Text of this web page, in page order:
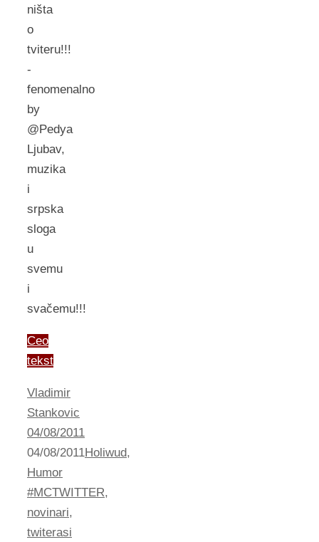
ništa
o
tviteru!!!
-
fenomenalno
by
@Pedya
Ljubav,
muzika
i
srpska
sloga
u
svemu
i
svačemu!!!
Ceo
tekst
Vladimir
Stankovic
04/08/2011
04/08/2011Holiwud,
Humor
#MCTWITTER,
novinari,
twiterasi